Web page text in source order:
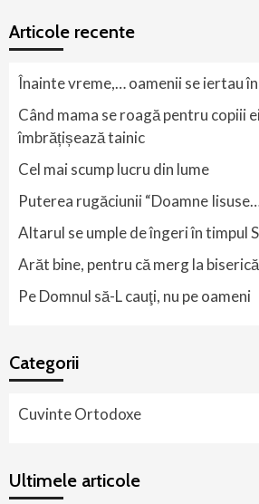
Articole recente
Înainte vreme,… oamenii se iertau
Când mama se roagă pentru copiii
îmbrățișează tainic
Cel mai scump lucru din lume
Puterea rugăciunii “Doamne
Altarul se umple de îngeri în timpul
Arăt bine, pentru că merg la
Pe Domnul să-L cauţi, nu pe oameni
Categorii
Cuvinte Ortodoxe
Ultimele articole